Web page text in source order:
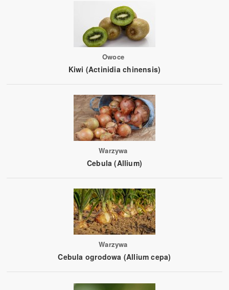
Owoce
Kiwi (Actinidia chinensis)
Warzywa
Cebula (Allium)
Warzywa
Cebula ogrodowa (Allium cepa)